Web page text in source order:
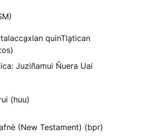
quinTla̱tican
Juziñamui Ñuera Uai
(huu)
(New Testament) (bpr)